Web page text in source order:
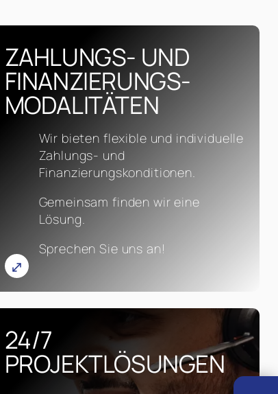
ZAHLUNGS- UND
FINANZIERUNGS­
MODALITÄTEN
Wir bieten flexible und individuelle
Zahlungs- und
Finanzierungskonditionen.
Gemeinsam finden wir eine
Lösung.
Sprechen Sie uns an!
Mehr Infos
24/7
PROJEKTLÖSUNGEN